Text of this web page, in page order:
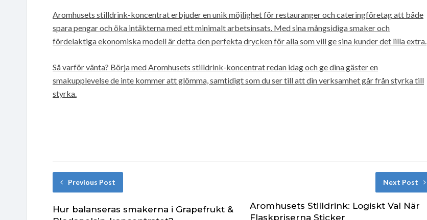
Aromhusets stilldrink-koncentrat erbjuder en unik möjlighet för restauranger och cateringföretag att både
spara pengar och öka intäkterna med ett minimalt arbetsinsats. Med sina mångsidiga smaker och
fördelaktiga ekonomiska modell är detta den perfekta drycken för alla som vill ge sina kunder det lilla extra.
Så varför vänta? Börja med Aromhusets stilldrink-koncentrat redan idag och ge dina gäster en
smakupplevelse de inte kommer att glömma, samtidigt som du ser till att din verksamhet går från styrka till
styrka.
Previous Post
Hur balanseras smakerna i Grapefrukt &
Next Post
Aromhusets Stilldrink: Logiskt Val När
Flaskpriserna Sticker